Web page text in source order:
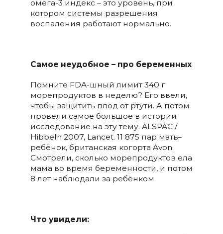
омега-3 индекс – это уровень, при
котором системы разрешения
воспаления работают нормально.
Самое неудобное – про беременных
Помните FDA-шный лимит 340 г
морепродуктов в неделю? Его ввели,
чтобы защитить плод от ртути. А потом
провели самое большое в истории
исследование на эту тему. ALSPAC /
Hibbeln 2007, Lancet. 11 875 пар мать–
ребёнок, британская когорта Avon.
Смотрели, сколько морепродуктов ела
мама во время беременности, и потом
8 лет наблюдали за ребёнком.
Что увидели: